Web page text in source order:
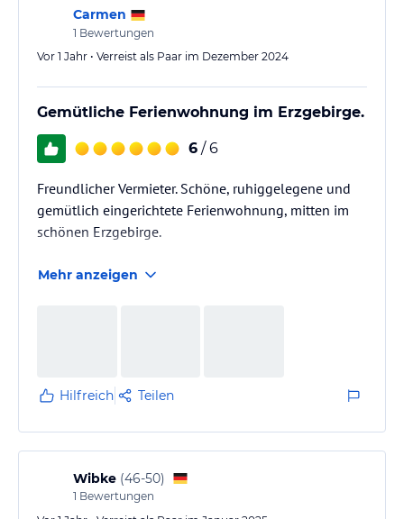
Carmen
1 Bewertungen
Vor 1 Jahr • Verreist als Paar im Dezember 2024
Gemütliche Ferienwohnung im Erzgebirge.
6 / 6
Freundlicher Vermieter. Schöne, ruhiggelegene und
gemütlich eingerichtete Ferienwohnung, mitten im
schönen Erzgebirge.
Mehr anzeigen
Hilfreich Teilen
Wibke (46-50)
1 Bewertungen